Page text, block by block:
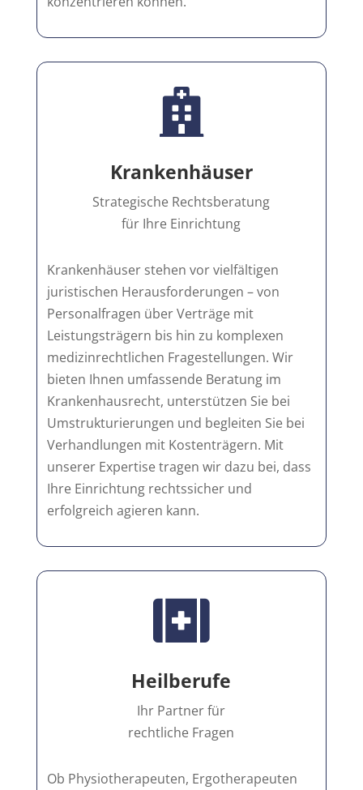

Krankenhäuser
Strategische Rechtsberatung
für Ihre Einrichtung
Krankenhäuser stehen vor vielfältigen
juristischen Herausforderungen – von
Personalfragen über Verträge mit
Leistungsträgern bis hin zu komplexen
medizinrechtlichen Fragestellungen. Wir
bieten Ihnen umfassende Beratung im
Krankenhausrecht, unterstützen Sie bei
Umstrukturierungen und begleiten Sie bei
Verhandlungen mit Kostenträgern. Mit
unserer Expertise tragen wir dazu bei, dass
Ihre Einrichtung rechtssicher und
erfolgreich agieren kann.

Heilberufe
Ihr Partner für
rechtliche Fragen
Ob Physiotherapeuten, Ergotherapeuten